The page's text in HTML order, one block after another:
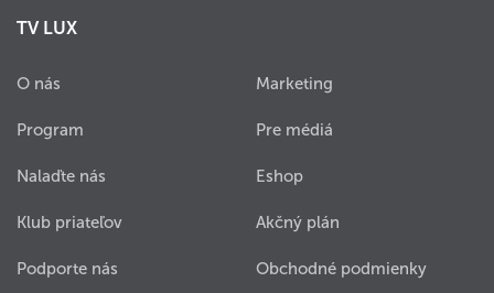
TV LUX
O nás
Program
Nalaďte nás
Klub priateľov
Podporte nás
Marketing
Pre médiá
Eshop
Akčný plán
Obchodné podmienky